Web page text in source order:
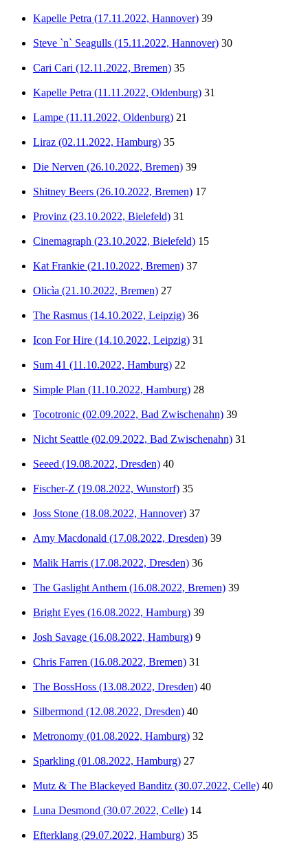
Kapelle Petra (17.11.2022, Hannover) 39
Steve `n` Seagulls (15.11.2022, Hannover) 30
Cari Cari (12.11.2022, Bremen) 35
Kapelle Petra (11.11.2022, Oldenburg) 31
Lampe (11.11.2022, Oldenburg) 21
Liraz (02.11.2022, Hamburg) 35
Die Nerven (26.10.2022, Bremen) 39
Shitney Beers (26.10.2022, Bremen) 17
Provinz (23.10.2022, Bielefeld) 31
Cinemagraph (23.10.2022, Bielefeld) 15
Kat Frankie (21.10.2022, Bremen) 37
Olicìa (21.10.2022, Bremen) 27
The Rasmus (14.10.2022, Leipzig) 36
Icon For Hire (14.10.2022, Leipzig) 31
Sum 41 (11.10.2022, Hamburg) 22
Simple Plan (11.10.2022, Hamburg) 28
Tocotronic (02.09.2022, Bad Zwischenahn) 39
Nicht Seattle (02.09.2022, Bad Zwischenahn) 31
Seeed (19.08.2022, Dresden) 40
Fischer-Z (19.08.2022, Wunstorf) 35
Joss Stone (18.08.2022, Hannover) 37
Amy Macdonald (17.08.2022, Dresden) 39
Malik Harris (17.08.2022, Dresden) 36
The Gaslight Anthem (16.08.2022, Bremen) 39
Bright Eyes (16.08.2022, Hamburg) 39
Josh Savage (16.08.2022, Hamburg) 9
Chris Farren (16.08.2022, Bremen) 31
The BossHoss (13.08.2022, Dresden) 40
Silbermond (12.08.2022, Dresden) 40
Metronomy (01.08.2022, Hamburg) 32
Sparkling (01.08.2022, Hamburg) 27
Mutz & The Blackeyed Banditz (30.07.2022, Celle) 40
Luna Desmond (30.07.2022, Celle) 14
Efterklang (29.07.2022, Hamburg) 35